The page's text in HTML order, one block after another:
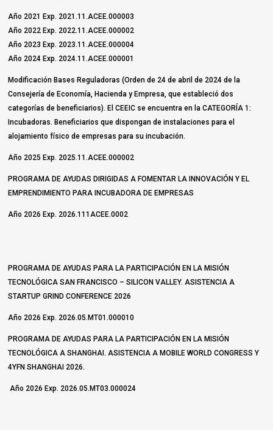
Año 2021 Exp. 2021.11.ACEE.000003
Año 2022 Exp. 2022.11.ACEE.000002
Año 2023 Exp. 2023.11.ACEE.000004
Año 2024 Exp. 2024.11.ACEE.000001
Modificación Bases Reguladoras (Orden de 24 de abril de 2024 de la
Consejería de Economía, Hacienda y Empresa, que estableció dos
categorías de beneficiarios). El CEEIC se encuentra en la CATEGORÍA 1:
Incubadoras. Beneficiarios que dispongan de instalaciones para el
alojamiento físico de empresas para su incubación.
Año 2025 Exp. 2025.11.ACEE.000002
PROGRAMA DE AYUDAS DIRIGIDAS A FOMENTAR LA INNOVACIÓN Y EL
EMPRENDIMIENTO PARA INCUBADORA DE EMPRESAS
Año 2026 Exp. 2026.111ACEE.0002
PROGRAMA DE AYUDAS PARA LA PARTICIPACIÓN EN LA MISIÓN
TECNOLÓGICA SAN FRANCISCO – SILICON VALLEY. ASISTENCIA A
STARTUP GRIND CONFERENCE 2026
Año 2026 Exp. 2026.05.MT01.000010
PROGRAMA DE AYUDAS PARA LA PARTICIPACIÓN EN LA MISIÓN
TECNOLÓGICA A SHANGHAI. ASISTENCIA A MOBILE WORLD CONGRESS Y
4YFN SHANGHAI 2026.
Año 2026 Exp. 2026.05.MT03.000024